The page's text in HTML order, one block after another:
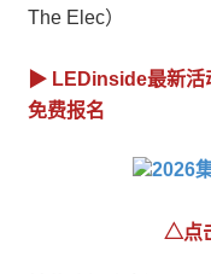
The Elec）
▶ LEDinside最新活
免费报名
△点